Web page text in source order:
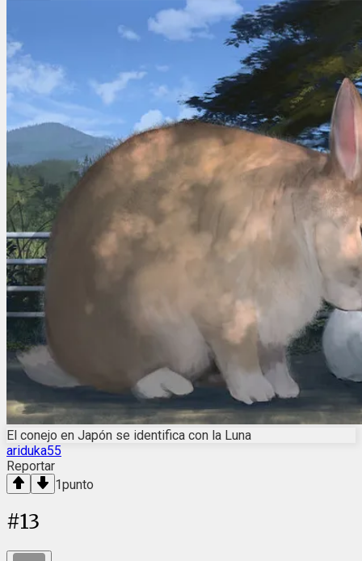
El conejo en Japón se identifica con la Luna
ariduka55
Reportar
1punto
#13